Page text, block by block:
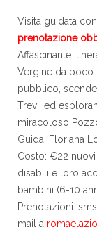
Visita guidata con
prenotazione
Affascinante
Vergine da poco
pubblico,
Trevi, ed
miracoloso
Guida: Floriana
Costo: €22
disabili e loro
bambini (6-10
Prenotazioni:
mail a